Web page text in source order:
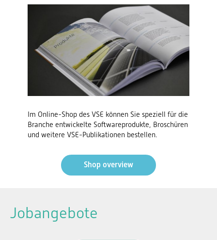
Im Online-Shop des VSE können Sie speziell für die
Branche entwickelte Softwareprodukte, Broschüren
und weitere VSE-Publikationen bestellen.
Shop overview
Jobangebote